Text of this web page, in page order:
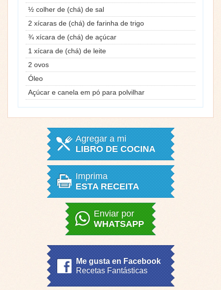
½ colher de (chá) de sal
2 xícaras de (chá) de farinha de trigo
¾ xícara de (chá) de açúcar
1 xícara de (chá) de leite
2 ovos
Óleo
Açúcar e canela em pó para polvilhar
Agregar a mi
LIBRO DE COCINA
Imprima
ESTA RECEITA
Enviar por
WHATSAPP
Me gusta en Facebook
Recetas Fantásticas